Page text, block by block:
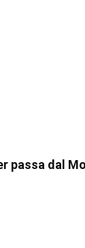
passa dal